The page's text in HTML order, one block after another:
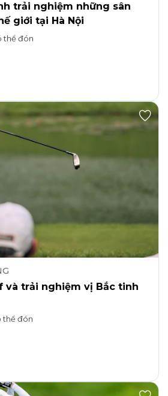
trải nghiệm những sân
giới tại Hà Nội
thể đón
và trải nghiệm vị Bắc tinh
thể đón